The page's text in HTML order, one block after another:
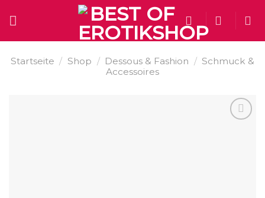
Startseite / Shop / Dessous & Fashion / Schmuck &
Accessoires